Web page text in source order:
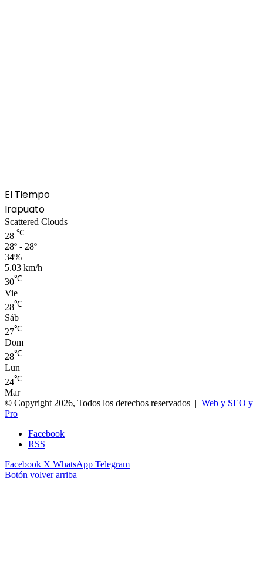
El Tiempo
Irapuato
Scattered Clouds
28 ℃
28º - 28º
34%
5.03 km/h
30℃
Vie
28℃
Sáb
27℃
Dom
28℃
Lun
24℃
Mar
© Copyright 2026, Todos los derechos reservados | Web y SEO y
Pro
Facebook
RSS
Facebook X WhatsApp Telegram
Botón volver arriba